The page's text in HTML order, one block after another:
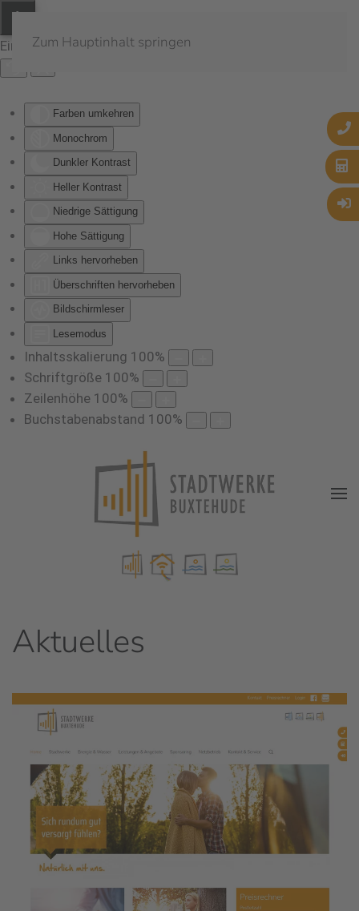
Eingabehilfen öffnen
Farben umkehren
Monochrom
Dunkler Kontrast
Heller Kontrast
Niedrige Sättigung
Hohe Sättigung
Links hervorheben
Überschriften hervorheben
Bildschirmleser
Lesemodus
Inhaltsskalierung 100%
Schriftgröße 100%
Zeilenhöhe 100%
Buchstabenabstand 100%
Zum Hauptinhalt springen
Aktuelles